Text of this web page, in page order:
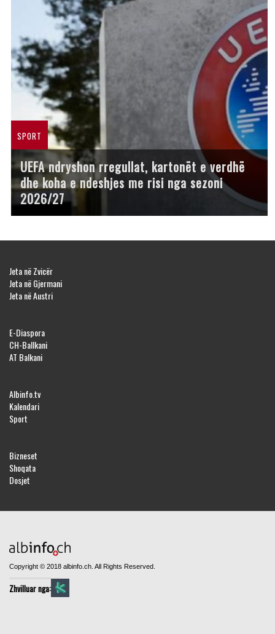
SPORT
UEFA ndryshon rregullat, kartonët e verdhë
dhe koha e ndeshjes me risi nga sezoni
2026/27
Jeta në Zvicër
Jeta në Gjermani
Jeta në Austri
E-Diaspora
CH-Ballkani
AT Balkani
Albinfo.tv
Kalendari
Sport
Bizneset
Shoqata
Dosjet
Copyright © 2018 albinfo.ch. All Rights Reserved.
Zhvilluar nga: